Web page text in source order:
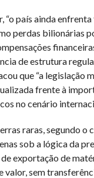
“o país ainda
perdas bilionárias
de estrutura
que “a legislação
frente à
no cenário
raras, segundo o
sob a lógica da
exportação de
valor, sem